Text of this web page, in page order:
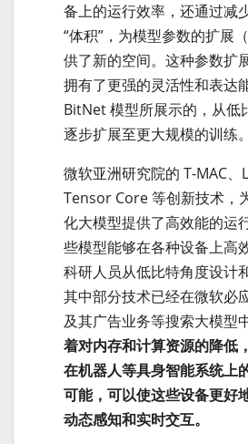
备上的运行效率，还通过减
“体积”，为模型参数的扩展
供了新的空间。这种参数扩
拥有了更强的灵活性和表达
BitNet 模型所展示的，从低
逐步扩展至更大规模的训练。
微软亚洲研究院的 T-MAC
Tensor Core 等创新技术，
化大模型提供了高效能的运
些模型能够在各种设备上高
科研人员从低比特角度设计
其中部分技术已经在微软必
及其广告业务等搜索大模型
着对内存和计算资源的降低
在机器人等具身智能系统上
可能，可以使这些设备更好
动态感知和实时交互。